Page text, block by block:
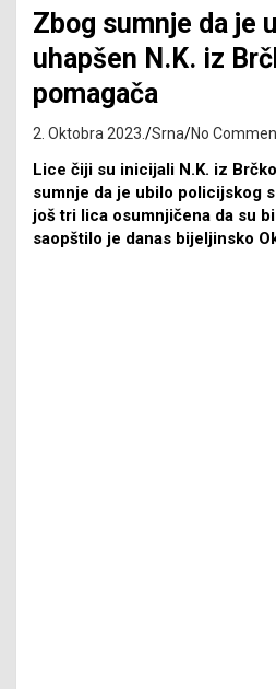
Zbog sumnje da je
uhapšen N.K. iz
pomagača
2. Oktobra 2023. Srna No
Lice čiji su inicijali N.K. iz
sumnje da je ubilo policijskog
još tri lica osumnjičena da su
saopštilo je danas bijeljinsko